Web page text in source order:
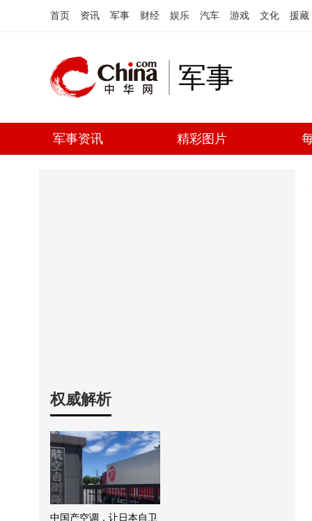
首页 资讯 军事 财经 娱乐 汽车 游戏 文化 援藏
军事
军事资讯 精彩图片
权威解析
中国产空调，让日本自卫